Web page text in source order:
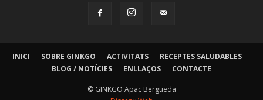
INICI SOBRE GINKGO ACTIVITATS
RECEPTES SALUDABLES
BLOG / NOTÍCIES
ENLLAÇOS CONTACTE
© GINKGO Apac Bergueda